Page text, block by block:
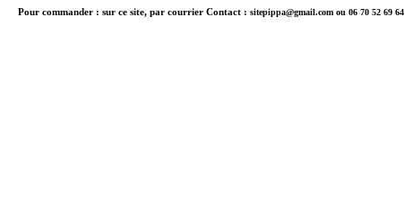
Pour commander : sur ce site, par courrier Contact : sitepippa@gmail.com ou 06 70 52 69 64